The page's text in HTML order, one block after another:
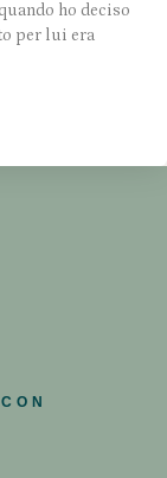
ho deciso
per lui era